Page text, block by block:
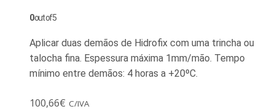
0out of 5
Aplicar duas demãos de Hidrofix com uma trincha ou
talocha fina. Espessura máxima 1mm/mão. Tempo
mínimo entre demãos: 4 horas a +20ºC.
100,66€ C/IVA